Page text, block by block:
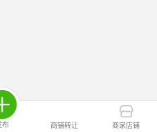
布 商铺转让 商家店铺